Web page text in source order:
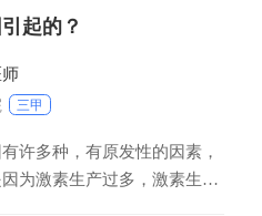
失调，所以想要缓解这样的
最好以清淡的食物为主。2
之间是
起的？
三甲
多种，有原发性的因素，
为激素生产过多，激素生产